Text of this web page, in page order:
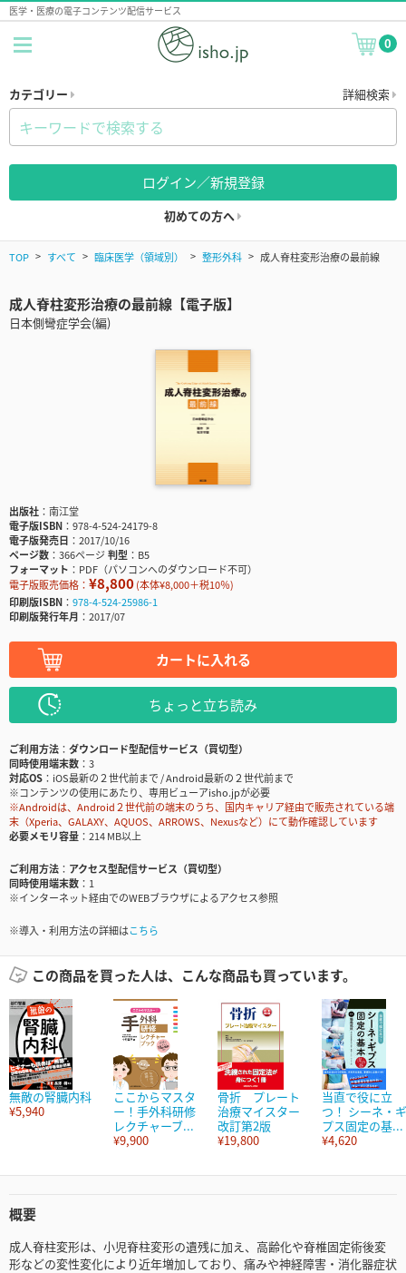
医学・医療の電子コンテンツ配信サービス
0
カテゴリー 詳細検索
ログイン／新規登録
初めての方へ
TOP すべて 臨床医学（領域別） 整形外科 成人脊柱変形治療の最前線
成人脊柱変形治療の最前線【電子版】
日本側彎症学会(編)
出版社
南江堂
電子版ISBN
978-4-524-24179-8
電子版発売日
2017/10/16
ページ数
366ページ判型
B5
フォーマット
PDF（パソコンへのダウンロード不可）
電子版販売価格： ¥8,800(本体¥8,000＋税10％)
印刷版ISBN
978-4-524-25986-1
印刷版発行年月
2017/07
カートに入れる
ちょっと立ち読み
ご利用方法
ダウンロード型配信サービス（買切型）
同時使用端末数
3
対応OS
iOS最新の２世代前まで / Android最新の２世代前まで
※コンテンツの使用にあたり、専用ビューアisho.jpが必要
※Androidは、Android２世代前の端末のうち、国内キャリア経由で販売されている端
末（Xperia、GALAXY、AQUOS、ARROWS、Nexusなど）にて動作確認しています
必要メモリ容量
214 MB以上
ご利用方法
アクセス型配信サービス（買切型）
同時使用端末数
1
※インターネット経由でのWEBブラウザによるアクセス参照
※導入・利用方法の詳細はこちら
この商品を買った人は、こんな商品も買っています。
無敵の腎臓内科
¥5,940
ここからマスタ
ー！手外科研修
レクチャーブ...
¥9,900
骨折 プレート
治療マイスター
改訂第2版
¥19,800
当直で役に立
つ！ シーネ・ギ
プス固定の基...
¥4,620
概要
成人脊柱変形は、小児脊柱変形の遺残に加え、高齢化や脊椎固定術後変
形などの変性変化により近年増加しており、痛みや神経障害・消化器症状